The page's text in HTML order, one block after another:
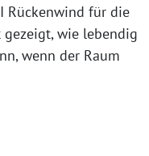
Rückenwind für die
wie lebendig
wenn der Raum